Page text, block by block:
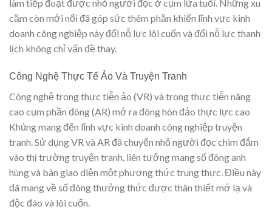
làm tiếp đoạt được nhỏ người đọc ở cụm lứa tuổi. Những xu
cầm còn mới nổi đã góp sức thêm phần khiến lĩnh vực kinh
doanh công nghiệp này đổi nỗ lực lôi cuốn và đổi nỗ lực thanh
lịch không chỉ vấn đề thay.
Công Nghệ Thực Tế Ảo Và Truyện Tranh
Công nghệ trong thực tiễn ảo (VR) và trong thực tiễn nâng
cao cụm phần đông (AR) mở ra đông hòn đảo thực lực cao
Khủng mang đến lĩnh vực kinh doanh công nghiệp truyện
tranh. Sử dụng VR và AR đã chuyển nhỏ người đọc chìm đắm
vào thị trường truyện tranh, liên tưởng mang số đông anh
hùng và bàn giao diện một phương thức trung thực. Điều này
đã mang về số đông thưởng thức được thân thiết mớ lạ và
độc đáo và lôi cuốn.